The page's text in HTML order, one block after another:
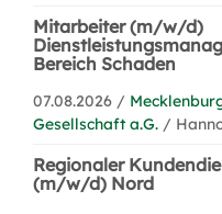
Mitarbeiter (m/w/d)
Bereich Schaden
07.08.2026 /
Gesellschaft a.G. /
Regionaler
(m/w/d) Nord